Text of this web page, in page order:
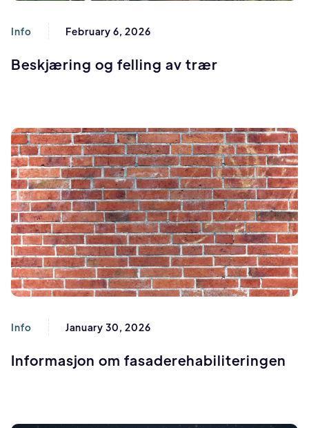
Info February 6, 2026
Beskjæring og felling av trær
Info January 30, 2026
Informasjon om fasaderehabiliteringen